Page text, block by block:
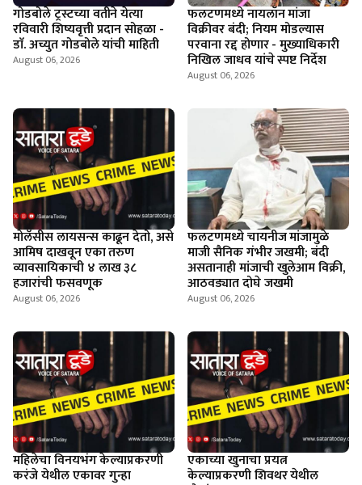
गोडबोले ट्रस्टच्या वतीने येत्या
रविवारी शिष्यवृत्ती प्रदान सोहळा -
डाॅ. अच्युत गोडबोले यांची माहिती
August 06, 2026
फलटणमध्ये नायलॉन मांजा
विक्रीवर बंदी; नियम मोडल्यास
परवाना रद्द होणार - मुख्याधिकारी
निखिल जाधव यांचे स्पष्ट निर्देश
August 06, 2026
माेलॅसीस लायसन्स काढून देतो, असे
आमिष दाखवून एका तरुण
व्यावसायिकाची ४ लाख ३८
हजारांची फसवणूक
August 06, 2026
फलटणमध्ये चायनीज मांजामुळे
माजी सैनिक गंभीर जखमी; बंदी
असतानाही मांजाची खुलेआम विक्री,
आठवड्यात दोघे जखमी
August 06, 2026
महिलेचा विनयभंग केल्याप्रकरणी
करंजे येथील एकावर गुन्हा
एकाच्या खुनाचा प्रयत्न
केल्याप्रकरणी शिवथर येथील